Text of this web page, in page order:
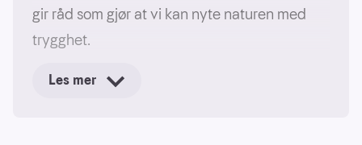
gir råd som gjør at vi kan nyte naturen med
trygghet.
Det handler ikke bare om redning eller
Les mer